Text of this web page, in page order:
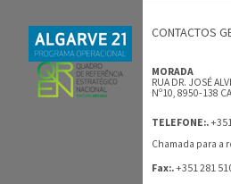
CONTACTOS
MORADA
RUA DR. JOSÉ
Nº10, 8950-138
TELEFONE:.
Chamada para a
Fax:.+351 281